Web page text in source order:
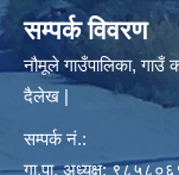
सम्पर्क विवरण
नौमूले गाउँपालिका, गाउँ
दैलेख |
सम्पर्क नं.:
गा.पा. अध्यक्ष: